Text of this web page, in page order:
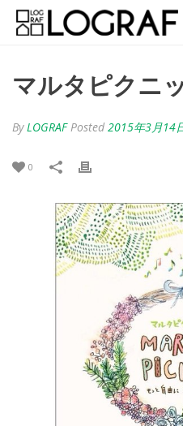
マルタピクニ
ByLOGRAF Posted 2015年3月14
0